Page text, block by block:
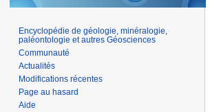
Encyclopédie de géologie, minéralogie,
paléontologie et autres Géosciences
Communauté
Actualités
Modifications récentes
Page au hasard
Aide